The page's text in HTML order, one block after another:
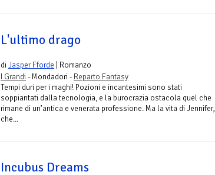
L'ultimo drago
diJasper Fforde | Romanzo
I Grandi - Mondadori - Reparto Fantasy
Tempi duri per i maghi! Pozioni e incantesimi sono stati
soppiantati dalla tecnologia, e la burocrazia ostacola quel che
rimane di un’antica e venerata professione. Ma la vita di Jennifer,
che...
Incubus Dreams